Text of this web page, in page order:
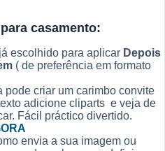
casamento:
escolhido para aplicar Depois
( de preferência em formato
pode criar um carimbo convite
adicione cliparts e veja de
Fácil práctico divertido.
envia a sua imagem ou